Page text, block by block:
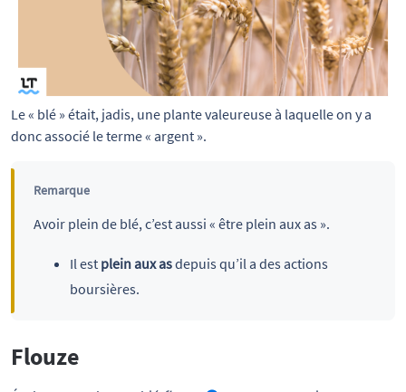
Le « blé » était, jadis, une plante valeureuse à laquelle on y a
donc associé le terme « argent ».
Remarque
Avoir plein de blé, c’est aussi « être plein aux as ».
Il est plein aux asdepuis qu’il a des actions
boursières.
Flouze